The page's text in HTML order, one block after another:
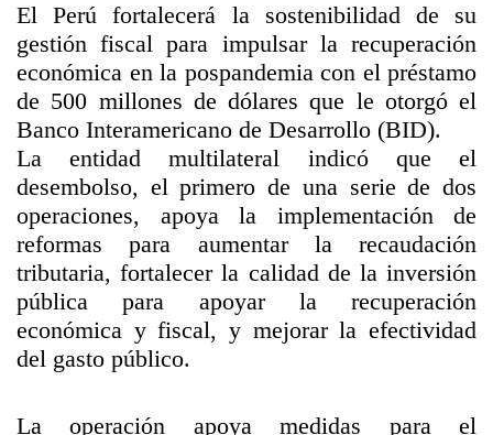
El Perú fortalecerá la sostenibilidad de su
gestión fiscal para impulsar la recuperación
económica en la pospandemia con el préstamo
de 500 millones de dólares que le otorgó el
Banco Interamericano de Desarrollo (BID).
La entidad multilateral indicó que el
desembolso, el primero de una serie de dos
operaciones, apoya la implementación de
reformas para aumentar la recaudación
tributaria, fortalecer la calidad de la inversión
pública para apoyar la recuperación
económica y fiscal, y mejorar la efectividad
del gasto público.
La operación apoya medidas para el